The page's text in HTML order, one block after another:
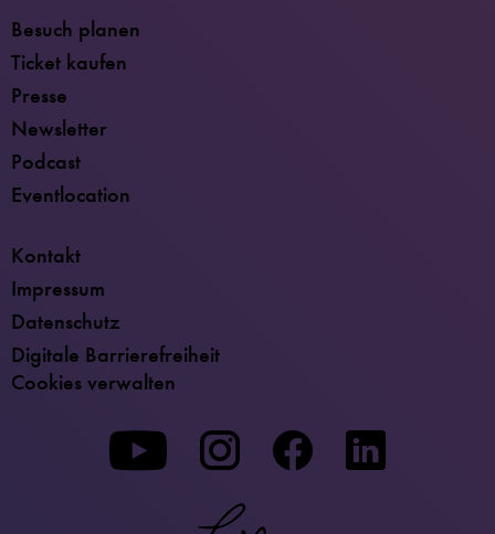
Besuch planen
Ticket kaufen
Presse
Newsletter
Podcast
Eventlocation
Kontakt
Impressum
Datenschutz
Digitale Barrierefreiheit
Cookies verwalten
Zu
unserer
Youtube-
Zu
unserer
Instagram-
Zu
unserer